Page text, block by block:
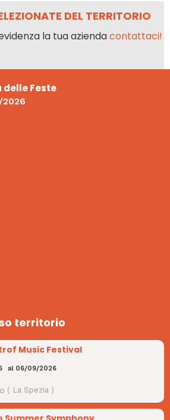
DEL TERRITORIO
la tua aziendacontattaci!
delle Feste
2026
territorio
Music Festival
al 06/09/2026
( La Spezia)